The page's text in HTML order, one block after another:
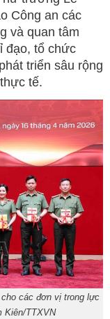
Công an các
và quan tâm
đạo, tổ chức
triển sâu rộng
tế.
các đơn vị trong lực
Kiên/TTXVN